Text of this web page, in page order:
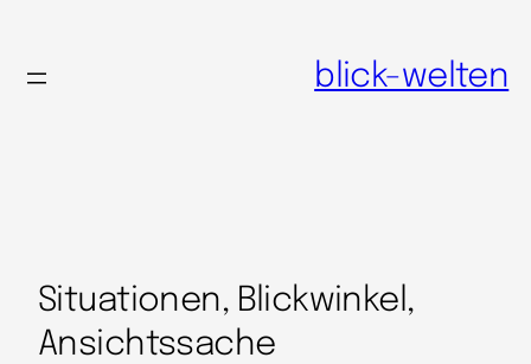
blick-welten
Situationen, Blickwinkel,
Ansichtssache